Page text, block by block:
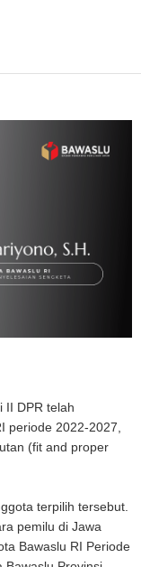
II DPR telah
periode 2022-2027,
(fit and proper
terpilih tersebut.
pemilu di Jawa
Bawaslu RI Periode